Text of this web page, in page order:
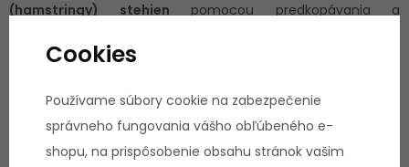
(hamstringy) stehien pomocou predkopávania a
Cookies
Používame súbory cookie na zabezpečenie
správneho fungovania vášho obľúbeného e-
shopu, na prispôsobenie obsahu stránok vašim